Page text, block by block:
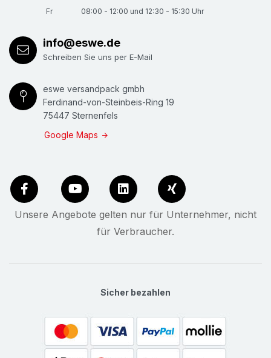
Fr
08:00 - 12:00 und 12:30 - 15:30 Uhr
info@eswe.de
Schreiben Sie uns per E-Mail
eswe versandpack gmbh
Ferdinand-von-Steinbeis-Ring 19
75447 Sternenfels
Google Maps
Unsere Angebote gelten nur für Unternehmer, nicht
für Verbraucher.
Sicher bezahlen